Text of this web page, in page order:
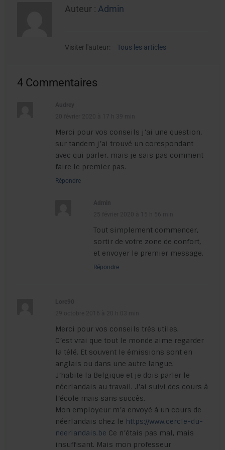
Auteur : Admin
Visiter l'auteur: Tous les articles
4 Commentaires
Merci pour vos conseils j’ai une question,
sur tandem j’ai trouvé un corespondant
avec qui parler, mais je sais pas comment
faire le premier pas.
Répondre
Tout simplement commencer,
sortir de votre zone de confort,
et envoyer le premier message.
Répondre
Merci pour vos conseils très utiles.
C’est vrai que tout le monde aime regarder
la télé. Et souvent le émissions sont en
anglais ou dans une autre langue.
J’habite la Belgique et je dois parler le
néerlandais au travail. J’ai suivi des cours à
l’école mais sans succès.
Mon employeur m’a envoyé à un cours de
néerlandais chez le https://www.cercle-du-
neerlandais.be Ce n’étais pas mal, mais
insuffisant. Mais mon professeur